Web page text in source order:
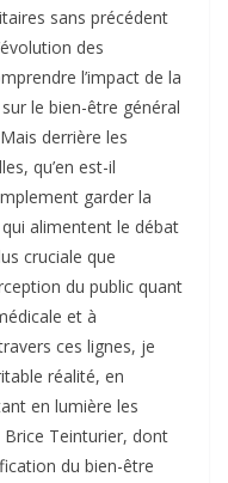
sans précédent
des
l’impact de la
le bien-être général
derrière les
qu’en est-il
garder la
alimentent le débat
cruciale que
du public quant
et à
ces lignes, je
réalité, en
en lumière les
Teinturier, dont
du bien-être